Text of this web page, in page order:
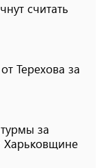
считать
Терехова за
за
Харьковщине